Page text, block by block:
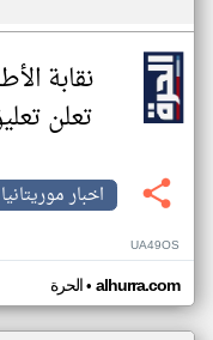
نقابة
تعلن
اخبار موريتانيا
UA49OS
الحرة• alhurra.com